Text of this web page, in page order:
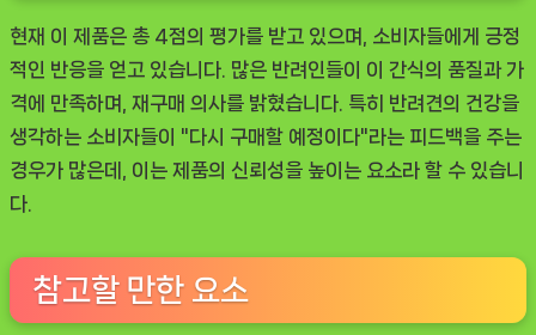
현재 이 제품은 총 4점의 평가를 받고 있으며, 소비자들에게 긍정
적인 반응을 얻고 있습니다. 많은 반려인들이 이 간식의 품질과 가
격에 만족하며, 재구매 의사를 밝혔습니다. 특히 반려견의 건강을
생각하는 소비자들이 "다시 구매할 예정이다"라는 피드백을 주는
경우가 많은데, 이는 제품의 신뢰성을 높이는 요소라 할 수 있습니
다.
참고할 만한 요소